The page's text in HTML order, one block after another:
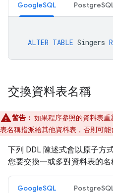
GoogleSQL
ALTER TABLE Singers
交換資料表名稱
警告： 如果程序參照的資料表
表名稱指派給其他資料表，否則可能
下列 DDL 陳述式會以原子方
您要交換一或多對資料表的名
GoogleSQL